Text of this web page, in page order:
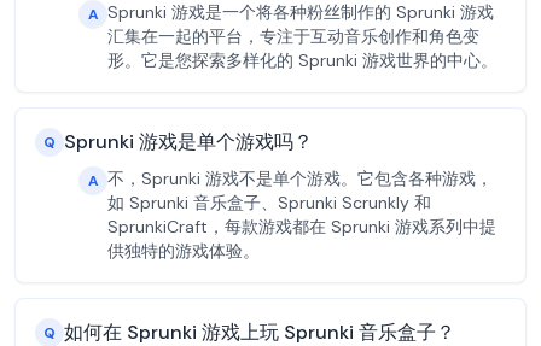
A Sprunki 游戏是一个将各种粉丝制作的 Sprunki 游戏
汇集在一起的平台，专注于互动音乐创作和角色变
形。它是您探索多样化的 Sprunki 游戏世界的中心。
Q Sprunki 游戏是单个游戏吗？
A 不，Sprunki 游戏不是单个游戏。它包含各种游戏，
如 Sprunki 音乐盒子、Sprunki Scrunkly 和
SprunkiCraft，每款游戏都在 Sprunki 游戏系列中提
供独特的游戏体验。
Q 如何在 Sprunki 游戏上玩 Sprunki 音乐盒子？